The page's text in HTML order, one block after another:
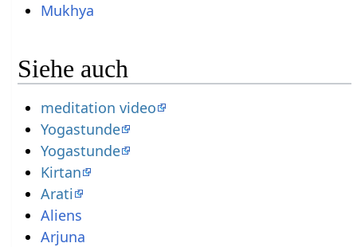
Mukhya
Siehe auch
meditation video
Yogastunde
Yogastunde
Kirtan
Arati
Aliens
Arjuna